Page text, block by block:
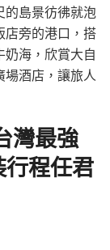
的島景彷彿就泡
店旁的港口，搭
奶海，欣賞大自
酒店，讓旅人
灣最強
行程任君